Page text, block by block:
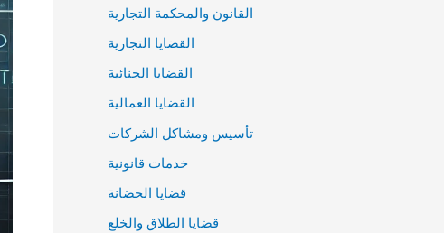
القانون والمحكمة التجارية
القضايا التجارية
القضايا الجنائية
القضايا العمالية
تأسيس ومشاكل الشركات
خدمات قانونية
قضايا الحضانة
قضايا الطلاق والخلع